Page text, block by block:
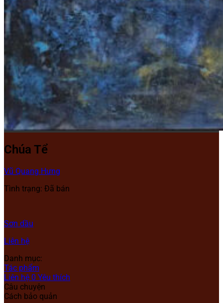
Chúa Tể
Vũ Quang Hưng
Tình trạng: Đã bán
Sơn dầu
Liên hệ
Danh mục:
Tác phẩm
Liên hệ 0 Yêu thích
Câu chuyện
Cách bảo quản